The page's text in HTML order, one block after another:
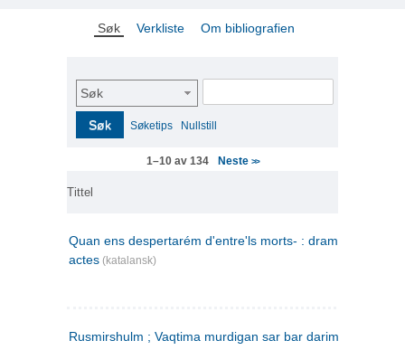
Søk Verkliste Om bibliografien
Søk
Søk Søketips Nullstill
1–10 av 134 Neste >>
Tittel
Quan ens despertarém d'entre'ls morts- : drama en tres
actes (katalansk)
Rusmirshulm ; Vaqtima murdigan sar bar darim